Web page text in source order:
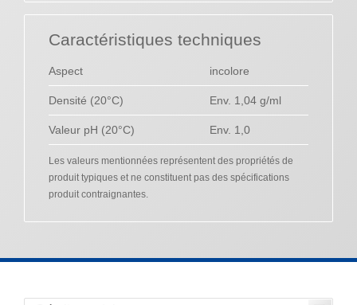
Caractéristiques techniques
Aspect incolore
Densité (20°C) Env. 1,04 g/ml
Valeur pH (20°C) Env. 1,0
Les valeurs mentionnées représentent des propriétés de
produit typiques et ne constituent pas des spécifications
produit contraignantes.